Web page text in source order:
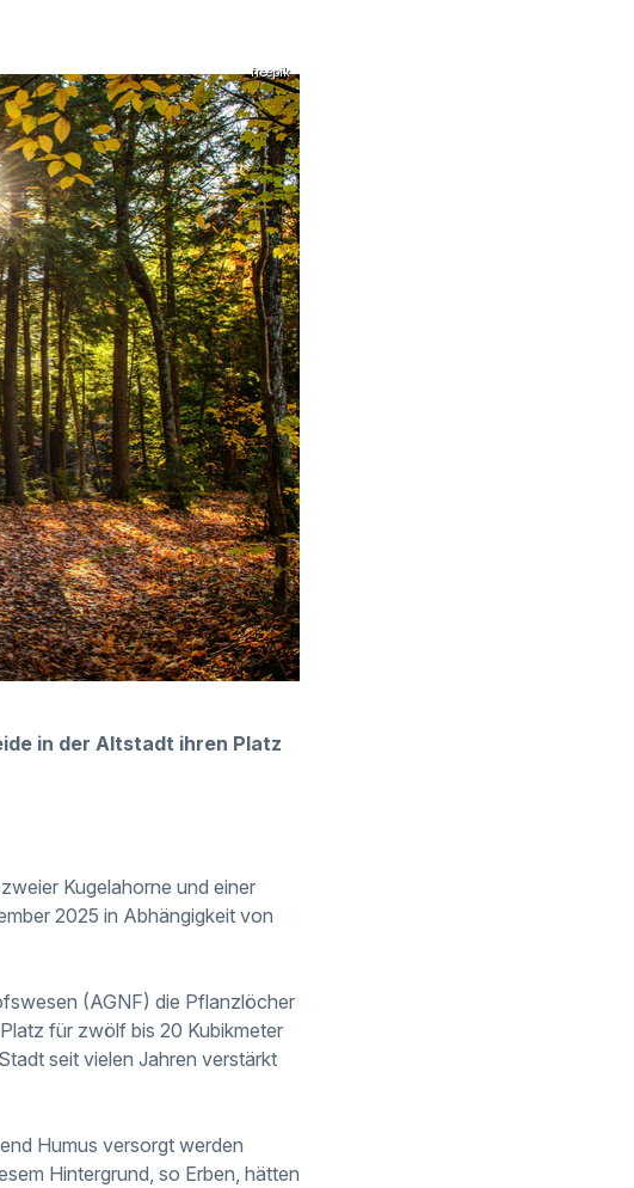
freepik
in der Altstadt ihren Platz
Kugelahorne und einer
2025 in Abhängigkeit von
(AGNF) die Pflanzlöcher
für zwölf bis 20 Kubikmeter
seit vielen Jahren verstärkt
Humus versorgt werden
Hintergrund, so Erben, hätten